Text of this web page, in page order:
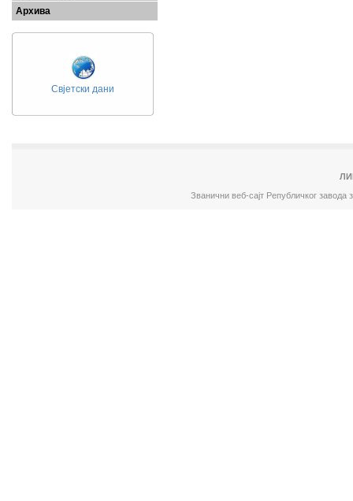
Архива
Свјетски дани
Званични веб-сајт Републичког